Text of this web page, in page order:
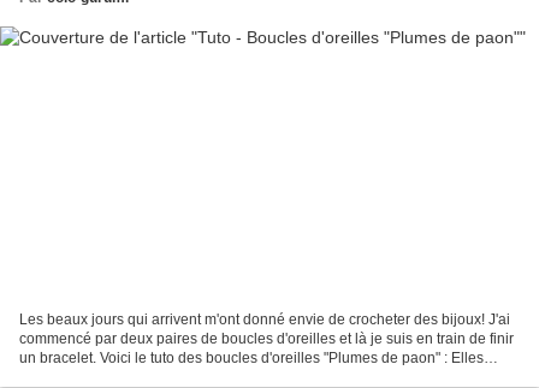
Les beaux jours qui arrivent m'ont donné envie de crocheter des bijoux! J'ai
commencé par deux paires de boucles d'oreilles et là je suis en train de finir
un bracelet. Voici le tuto des boucles d'oreilles "Plumes de paon" : Elles